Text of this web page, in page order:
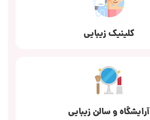
کلینیک زیبایی
آرایشگاه و سالن زیبایی